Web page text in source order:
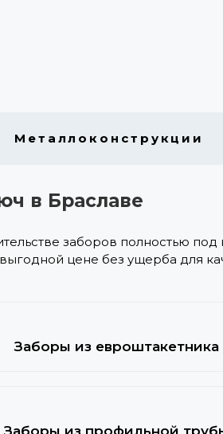
Металлоконструкции
в Браславе
заборов полностью
цене без ущерба для
Заборы из евроштакетника
Заборы из профильной